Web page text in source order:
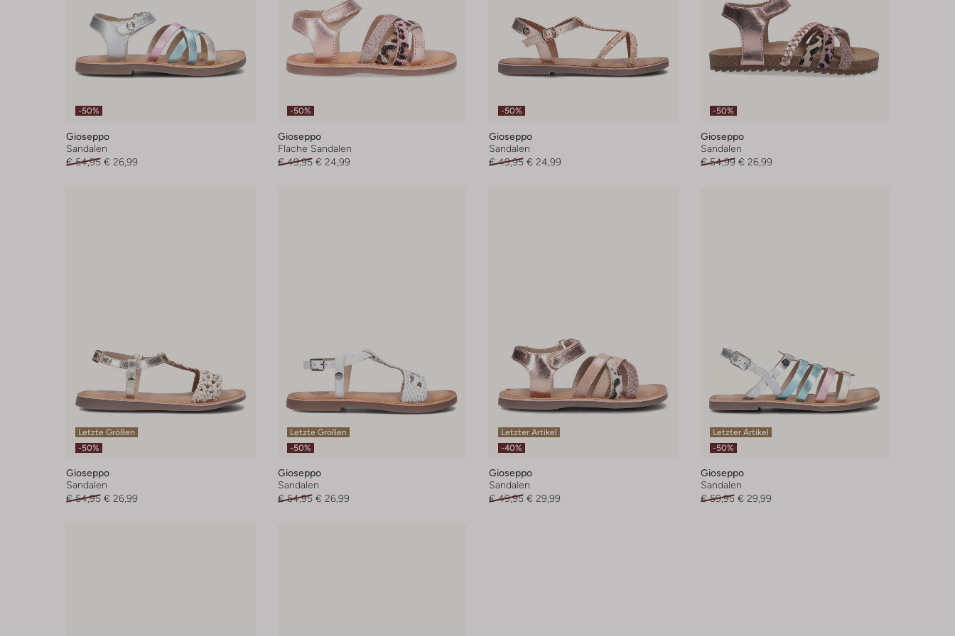
-50%
Gioseppo
Sandalen
€ 54,95 € 26,99
-50%
Gioseppo
Flache Sandalen
€ 49,95 € 24,99
-50%
Gioseppo
Sandalen
€ 49,95 € 24,99
-50%
Gioseppo
Sandalen
€ 54,99 € 26,99
Letzte Größen
-50%
Gioseppo
Sandalen
€ 54,95 € 26,99
Letzte Größen
-50%
Gioseppo
Sandalen
€ 54,95 € 26,99
Letzter Artikel
-40%
Gioseppo
Sandalen
€ 49,95 € 29,99
Letzter Artikel
-50%
Gioseppo
Sandalen
€ 59,95 € 29,99